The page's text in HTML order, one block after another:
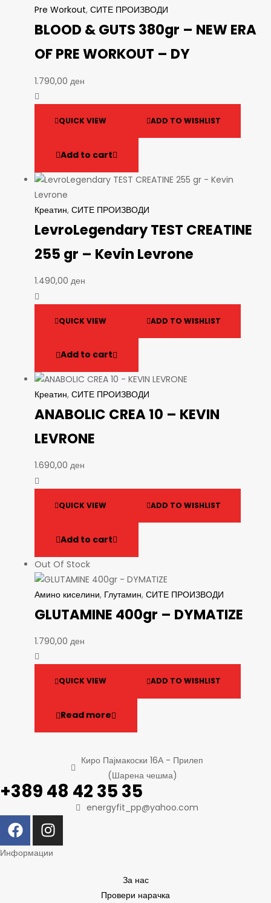
Pre Workout, СИТЕ ПРОИЗВОДИ
BLOOD & GUTS 380gr – NEW ERA
OF PRE WORKOUT – DY
1.790,00 ден
QUICK VIEW ADD TO WISHLIST
Add to cart
Креатин, СИТЕ ПРОИЗВОДИ
LevroLegendary TEST CREATINE
255 gr – Kevin Levrone
1.490,00 ден
QUICK VIEW ADD TO WISHLIST
Add to cart
Креатин, СИТЕ ПРОИЗВОДИ
ANABOLIC CREA 10 – KEVIN
LEVRONE
1.690,00 ден
QUICK VIEW ADD TO WISHLIST
Add to cart
Out Of Stock
Амино киселини, Глутамин, СИТЕ ПРОИЗВОДИ
GLUTAMINE 400gr – DYMATIZE
1.790,00 ден
QUICK VIEW ADD TO WISHLIST
Read more
Киро Пајмакоски 16А - Прилеп
(Шарена чешма)
+389 48 42 35 35
energyfit_pp@yahoo.com
Информации
За нас
Провери нарачка